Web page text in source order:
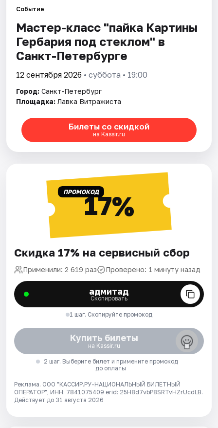
Города
Площадки
Артисты
Рейтинги
Событие
Мастер-класс "пайка Картины
Гербария под стеклом" в
Санкт-Петербурге
12 сентября 2026 • суббота • 19:00
Город: Санкт-Петербург
Площадка: Лавка Витражиста
Билеты со скидкой
на Kassir.ru
ПРОМОКОД17%
Скидка 17% на сервисный сбор
Применили: 2 619 раз Проверено: 1 минуту назад
адмитад
Скопировать
1 шаг. Скопируйте промокод
Купить билеты
на Kassir.ru
2 шаг. Выберите билет и примените промокод
до оплаты
Реклама. ООО "КАССИР.РУ-НАЦИОНАЛЬНЫЙ БИЛЕТНЫЙ
ОПЕРАТОР", ИНН: 7841075409 erid: 25H8d7vbP8SRTvHZrUcdLB.
Действует до 31 августа 2026